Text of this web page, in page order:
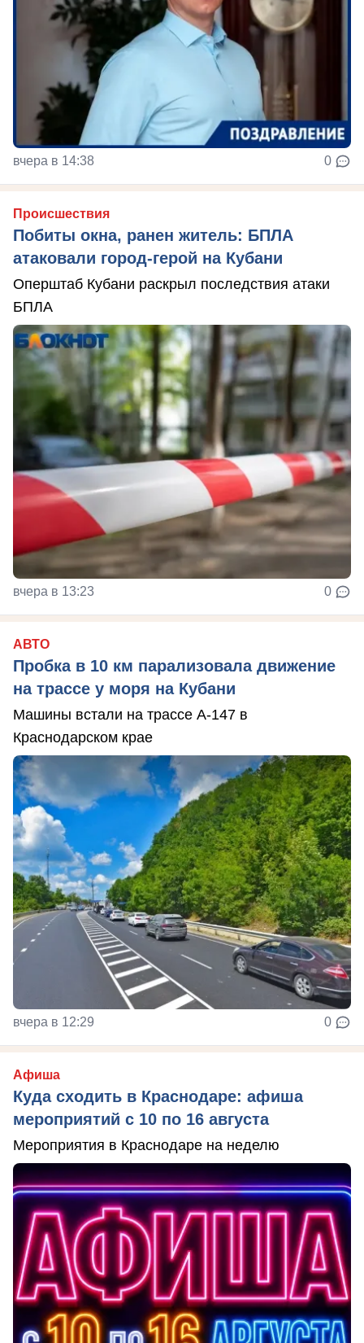
вчера в 14:38 0
Происшествия
Побиты окна, ранен житель: БПЛА
атаковали город-герой на Кубани
Оперштаб Кубани раскрыл последствия атаки
БПЛА
вчера в 13:23 0
АВТО
Пробка в 10 км парализовала движение
на трассе у моря на Кубани
Машины встали на трассе А-147 в
Краснодарском крае
вчера в 12:29 0
Афиша
Куда сходить в Краснодаре: афиша
мероприятий с 10 по 16 августа
Мероприятия в Краснодаре на неделю